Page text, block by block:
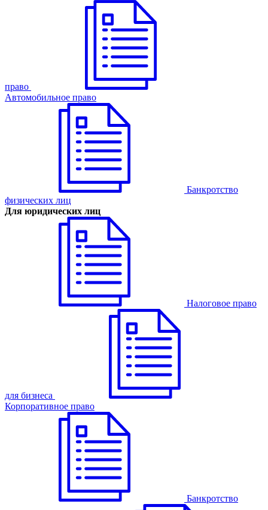
право
Автомобильное право
Банкротство
физических лиц
Для юридических лиц
Налоговое право
для бизнеса
Корпоративное право
Банкротство